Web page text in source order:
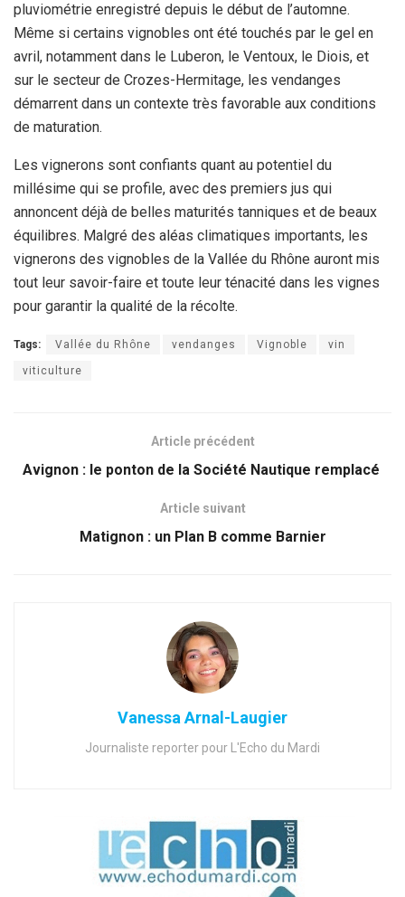
pluviométrie enregistré depuis le début de l’automne.
Même si certains vignobles ont été touchés par le gel en
avril, notamment dans le Luberon, le Ventoux, le Diois, et
sur le secteur de Crozes-Hermitage, les vendanges
démarrent dans un contexte très favorable aux conditions
de maturation.
Les vignerons sont confiants quant au potentiel du
millésime qui se profile, avec des premiers jus qui
annoncent déjà de belles maturités tanniques et de beaux
équilibres. Malgré des aléas climatiques importants, les
vignerons des vignobles de la Vallée du Rhône auront mis
tout leur savoir-faire et toute leur ténacité dans les vignes
pour garantir la qualité de la récolte.
Tags: Vallée du Rhône vendanges Vignoble vin
viticulture
Article précédent
Avignon : le ponton de la Société Nautique remplacé
Article suivant
Matignon : un Plan B comme Barnier
Vanessa Arnal-Laugier
Journaliste reporter pour L'Echo du Mardi